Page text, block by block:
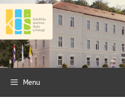
Preskoči
sadržaj
Menu